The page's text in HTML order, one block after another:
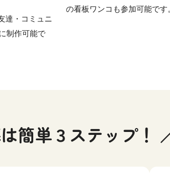
達・コミュニ
制作可能で
の看板ワンコも参加可能です
簡単３ステップ！